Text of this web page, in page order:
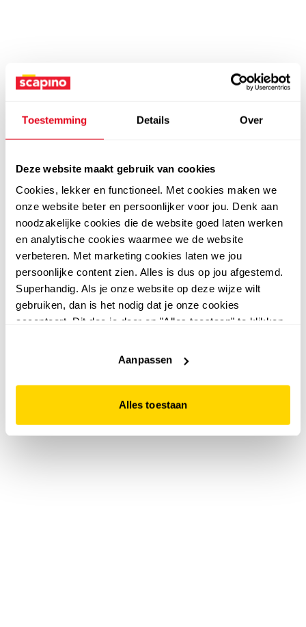
Toestemming Details Over
Deze website maakt gebruik van cookies
Cookies, lekker en functioneel. Met cookies maken we
onze website beter en persoonlijker voor jou. Denk aan
noodzakelijke cookies die de website goed laten werken
en analytische cookies waarmee we de website
verbeteren. Met marketing cookies laten we jou
persoonlijke content zien. Alles is dus op jou afgestemd.
Superhandig. Als je onze website op deze wijze wilt
gebruiken, dan is het nodig dat je onze cookies
accepteert. Dit doe je door op "Alles toestaan" te klikken.
website niet optimaal functioneert.
Aanpassen
Alles toestaan